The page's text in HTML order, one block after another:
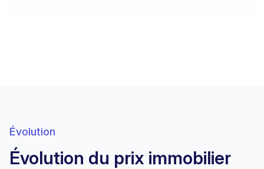
Évolution
Évolution du prix immobilier